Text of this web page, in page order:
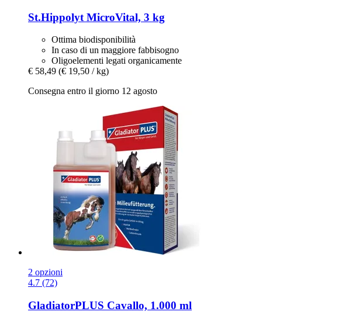
St.Hippolyt MicroVital, 3 kg
Ottima biodisponibilità
In caso di un maggiore fabbisogno
Oligoelementi legati organicamente
€ 58,49 (€ 19,50 / kg)
Consegna entro il giorno 12 agosto
2 opzioni
4.7 (72)
GladiatorPLUS Cavallo, 1.000 ml